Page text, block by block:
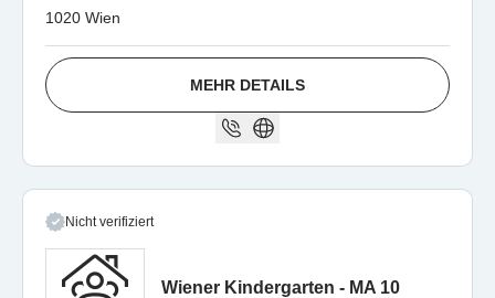
1020 Wien
MEHR DETAILS
Nicht verifiziert
Wiener Kindergarten - MA 10